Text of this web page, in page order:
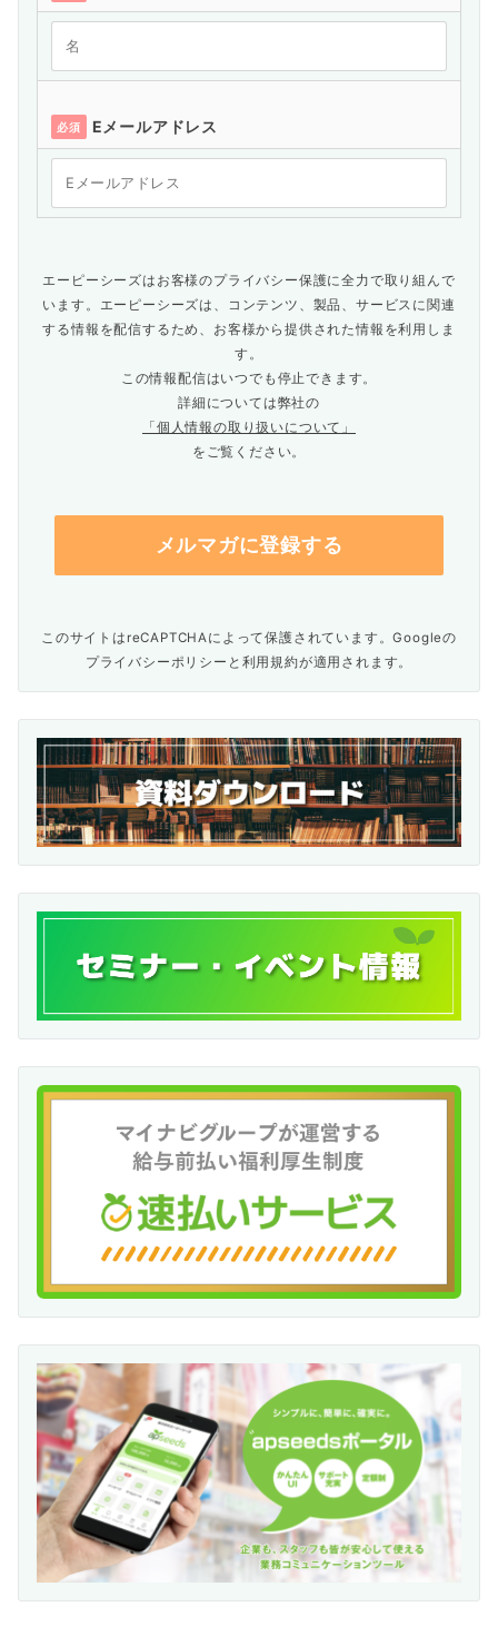
必須 Eメールアドレス
エーピーシーズはお客様のプライバシー保護に全力で取り組んで
います。エーピーシーズは、コンテンツ、製品、サービスに関連
する情報を配信するため、お客様から提供された情報を利用しま
す。
この情報配信はいつでも停止できます。
詳細については弊社の
「個人情報の取り扱いについて」
をご覧ください。
このサイトはreCAPTCHAによって保護されています。Googleの
プライバシーポリシー と 利用規約が適用されます。